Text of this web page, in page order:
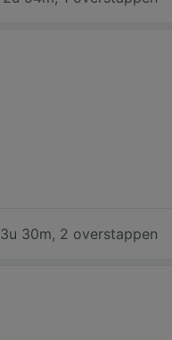
3u 30m, 2 overstappen